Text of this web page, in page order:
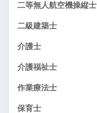
二等無人航空機操縦士
二級建築士
介護士
介護福祉士
作業療法士
保育士